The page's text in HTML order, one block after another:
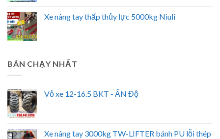
Xe nâng tay thấp thủy lực 5000kg Niuli
BÁN CHẠY NHẤT
Vỏ xe 12-16.5 BKT - ẤN Độ
Xe nâng tay 3000kg TW-LIFTER bánh PU lỗi thép